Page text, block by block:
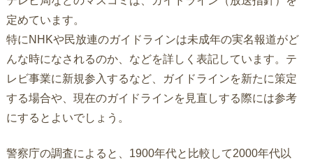
定めています。
特にNHKや民放連のガイドラインは未成年の実名報道がど
んな時になされるのか、などを詳しく表記しています。テ
レビ事業に新規参入するなど、ガイドラインを新たに策定
する場合や、現在のガイドラインを見直しする際には参考
にするとよいでしょう。
警察庁の調査によると、1900年代と比較して2000年代以